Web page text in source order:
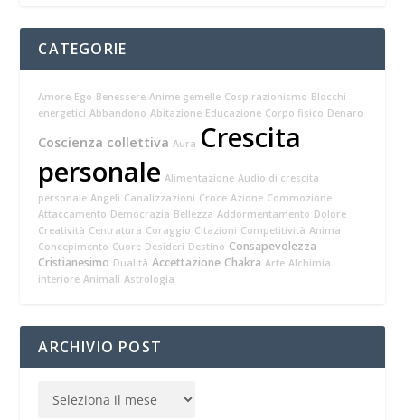
CATEGORIE
Amore Ego Benessere Anime gemelle Cospirazionismo Blocchi
energetici Abbandono Abitazione Educazione Corpo fisico Denaro
Coscienza collettiva Aura Crescita
personale Alimentazione Audio di crescita
personale Angeli Canalizzazioni Croce Azione Commozione
Attaccamento Democrazia Bellezza Addormentamento Dolore
Creatività Centratura Coraggio Citazioni Competitività Anima
Concepimento Cuore Desideri Destino Consapevolezza
Cristianesimo Dualità Accettazione Chakra Arte Alchimia
interiore Animali Astrologia
ARCHIVIO POST